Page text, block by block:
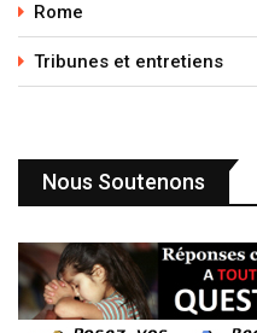
Rome
Tribunes et entretiens
Nous Soutenons